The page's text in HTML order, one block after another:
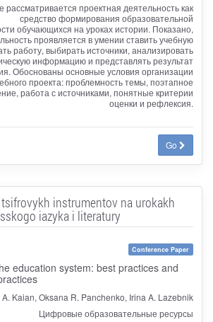
рассматривается проектная деятельность как
средство формирования образовательной
обучающихся на уроках истории. Показано,
проявляется в умении ставить учебную
работу, выбирать источники, анализировать
информацию и представлять результат
Обоснованы основные условия организации
проекта: проблемность темы, поэтапное
работа с источниками, понятные критерии
оценки и рефлексия.
Go
instrumentov na urokakh
iazyka i literatury
Conference Paper
education system: best practices and
A. Kaian, Oksana R. Panchenko, Irina A. Lazebnik
Цифровые образовательные ресурсы